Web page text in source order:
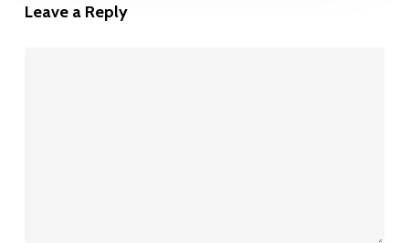
Leave a Reply